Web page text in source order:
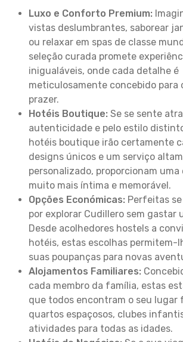
Luxo e Conforto Premium:
vistas deslumbrantes, saborear
ou relaxar em spas de classe
seleção curada promete
inigualáveis, onde cada detalhe é
meticulosamente concebido para
prazer.
Hotéis Boutique: Se se sente
autenticidade e pelo estilo
hotéis boutique irão certamente
designs únicos e um serviço
personalizado, proporcionam uma
muito mais íntima e memorável.
Opções Económicas: Perfeitas
por explorar Cudillero sem gastar
Desde acolhedores hostels a
hotéis, estas escolhas permitem-
suas poupanças para novas
Alojamentos Familiares:
cada membro da família, estas
que todos encontram o seu lugar
quartos espaçosos, clubes
atividades para todas as idades.